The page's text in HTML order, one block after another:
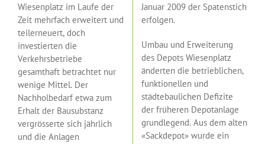
Wiesenplatz im Laufe der
Zeit mehrfach erweitert und
teilerneuert, doch
investierten die
Verkehrsbetriebe
gesamthaft betrachtet nur
wenige Mittel. Der
Nachholbedarf etwa zum
Erhalt der Bausubstanz
vergrösserte sich jährlich
und die Anlagen
Januar 2009 der Spatenstich
erfolgen.
Umbau und Erweiterung
des Depots Wiesenplatz
änderten die betrieblichen,
funktionellen und
städtebaulichen Defizite
der früheren Depotanlage
grundlegend. Aus dem alten
«Sackdepot» wurde ein